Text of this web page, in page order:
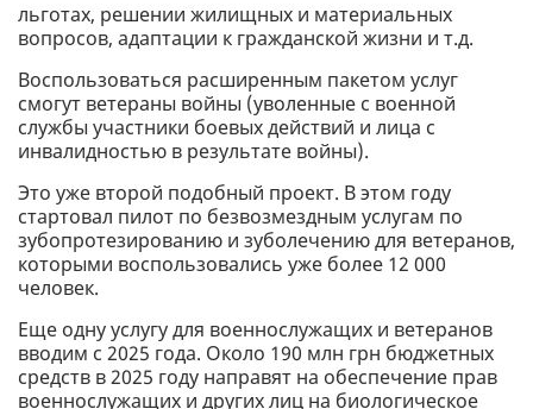
льготах, решении жилищных и материальных
вопросов, адаптации к гражданской жизни и т.д.
Воспользоваться расширенным пакетом услуг
смогут ветераны войны (уволенные с военной
службы участники боевых действий и лица с
инвалидностью в результате войны).
Это уже второй подобный проект. В этом году
стартовал пилот по безвозмездным услугам по
зубопротезированию и зуболечению для ветеранов,
которыми воспользовались уже более 12 000
человек.
Еще одну услугу для военнослужащих и ветеранов
вводим с 2025 года. Около 190 млн грн бюджетных
средств в 2025 году направят на обеспечение прав
военнослужащих и других лиц на биологическое